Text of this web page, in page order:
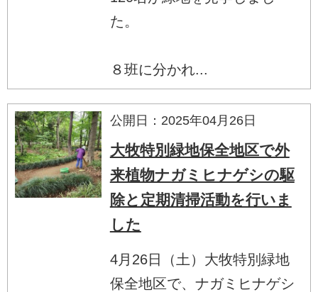
た。
８班に分かれ...
公開日：2025年04月26日
大牧特別緑地保全地区で外
来植物ナガミヒナゲシの駆
除と定期清掃活動を行いま
した
4月26日（土）大牧特別緑地
保全地区で、ナガミヒナゲシ